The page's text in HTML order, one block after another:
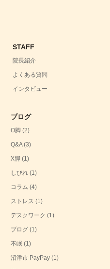
STAFF
院長紹介
よくある質問
インタビュー
ブログ
O脚 (2)
Q&A(3)
X脚 (1)
しびれ (1)
コラム (4)
ストレス (1)
デスクワーク (1)
ブログ (1)
不眠 (1)
沼津市 PayPay (1)